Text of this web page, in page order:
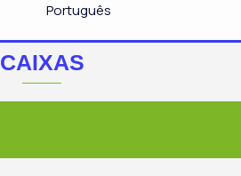
Português
CAIXAS